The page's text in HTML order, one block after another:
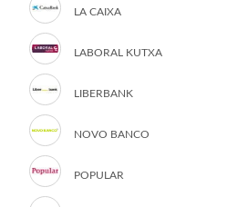
LA CAIXA
LABORAL KUTXA
LIBERBANK
NOVO BANCO
POPULAR